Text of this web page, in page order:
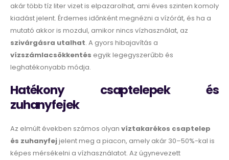
akár több tíz liter vizet is elpazarolhat, ami éves szinten komoly
kiadást jelent. Érdemes időnként megnézni a vízórát, és ha a
mutató akkor is mozdul, amikor nincs vízhasználat, az
szivárgásra utalhat. A gyors hibajavítás a
vízszámlacsökkentés egyik legegyszerűbb és
leghatékonyabb módja.
Hatékony csaptelepek és
zuhanyfejek
Az elmúlt években számos olyan víztakarékos csaptelep
és zuhanyfejjelent meg a piacon, amely akár 30–50%-kal is
képes mérsékelni a vízhasználatot. Az úgynevezett